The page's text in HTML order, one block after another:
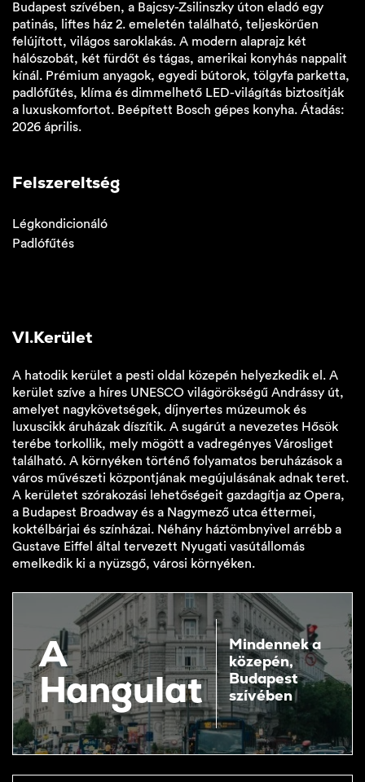
Budapest szívében, a Bajcsy-Zsilinszky úton eladó egy
patinás, liftes ház 2. emeletén található, teljeskörűen
felújított, világos saroklakás. A modern alaprajz két
hálószobát, két fürdőt és tágas, amerikai konyhás nappalit
kínál. Prémium anyagok, egyedi bútorok, tölgyfa parketta,
padlófűtés, klíma és dimmelhető LED-világítás biztosítják
a luxuskomfortot. Beépített Bosch gépes konyha. Átadás:
2026 április.
Felszereltség
Légkondicionáló
Padlófűtés
VI.Kerület
A hatodik kerület a pesti oldal közepén helyezkedik el. A
kerület szíve a híres UNESCO világörökségű Andrássy út,
amelyet nagykövetségek, díjnyertes múzeumok és
luxuscikk áruházak díszítik. A sugárút a nevezetes Hősök
terébe torkollik, mely mögött a vadregényes Városliget
található. A környéken történő folyamatos beruházások a
város művészeti központjának megújulásának adnak teret.
A kerületet szórakozási lehetőségeit gazdagítja az Opera,
a Budapest Broadway és a Nagymező utca éttermei,
koktélbárjai és színházai. Néhány háztömbnyivel arrébb a
Gustave Eiffel által tervezett Nyugati vasútállomás
emelkedik ki a nyüzsgő, városi környéken.
A
Hangulat
Mindennek a
közepén,
Budapest
szívében